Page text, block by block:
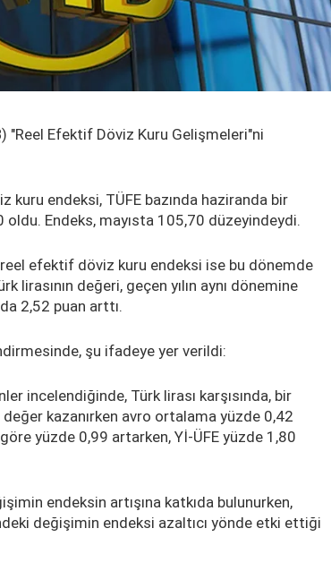
"Reel Efektif Döviz Kuru Gelişmeleri"ni
endeksi, TÜFE bazında haziranda bir
oldu. Endeks, mayısta 105,70 düzeyindeydi.
efektif döviz kuru endeksi ise bu dönemde
lirasının değeri, geçen yılın aynı dönemine
2,52 puan arttı.
şu ifadeye yer verildi:
incelendiğinde, Türk lirası karşısında, bir
kazanırken avro ortalama yüzde 0,42
yüzde 0,99 artarken, Yİ-ÜFE yüzde 1,80
endeksin artışına katkıda bulunurken,
değişimin endeksi azaltıcı yönde etki ettiği